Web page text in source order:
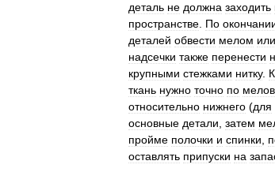
деталь не должна заходить
пространстве По
деталей обвести мелом или
надсечки также перенести
крупными стежками нитку.
ткань нужно точно по
относительно нижнего (для
основные детали затем
пройме полочки и спинки
оставлять припуски на